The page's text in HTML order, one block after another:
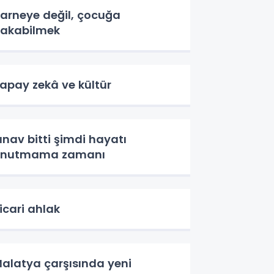
değil, çocuğa
zekâ ve kültür
bitti şimdi hayatı
zamanı
ahlak
çarşısında yeni